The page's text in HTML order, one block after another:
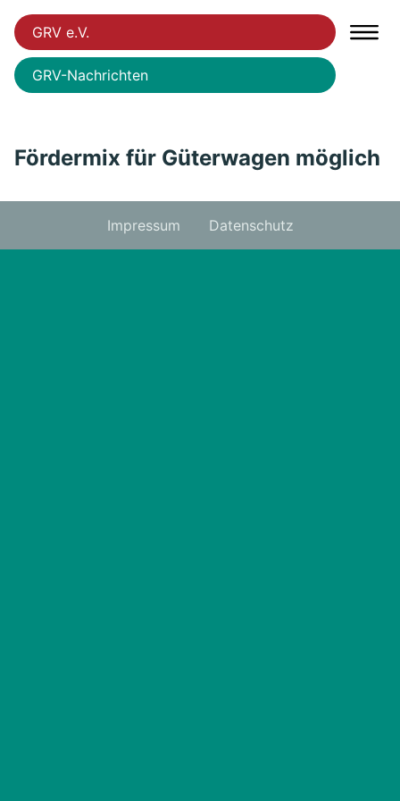
GRV e.V.
GRV-Nachrichten
Fördermix für Güterwagen möglich
Impressum Datenschutz